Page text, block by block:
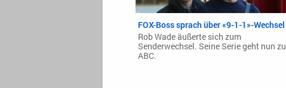
FOX-Boss sprach über «9-1-1»-Wechsel
Rob Wade äußerte sich zum
Senderwechsel. Seine Serie geht nun zu
ABC.